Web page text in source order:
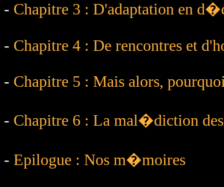
- Chapitre 3 : D'adaptation en
- Chapitre 4 : De rencontres et
- Chapitre 5 : Mais alors,
- Chapitre 6 : La mal�diction
- Epilogue : Nos m�moires